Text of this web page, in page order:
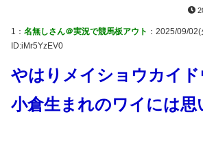
1： 名無しさん＠実況で競馬板アウト ：2025/09/
ID:iMr5YzEV0
やはりメイショウカイド
小倉生まれのワイには思